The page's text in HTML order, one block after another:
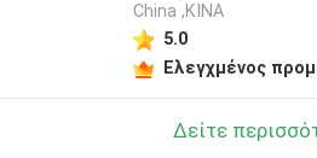
China ,ΚΙΝΑ
5.0
Ελεγχμένος
Δείτε